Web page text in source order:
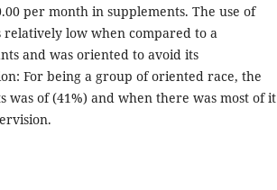
per month in supplements. The use of
low when compared to a
and was oriented to avoid its
For being a group of oriented race, the
was of (41%) and when there was most of it